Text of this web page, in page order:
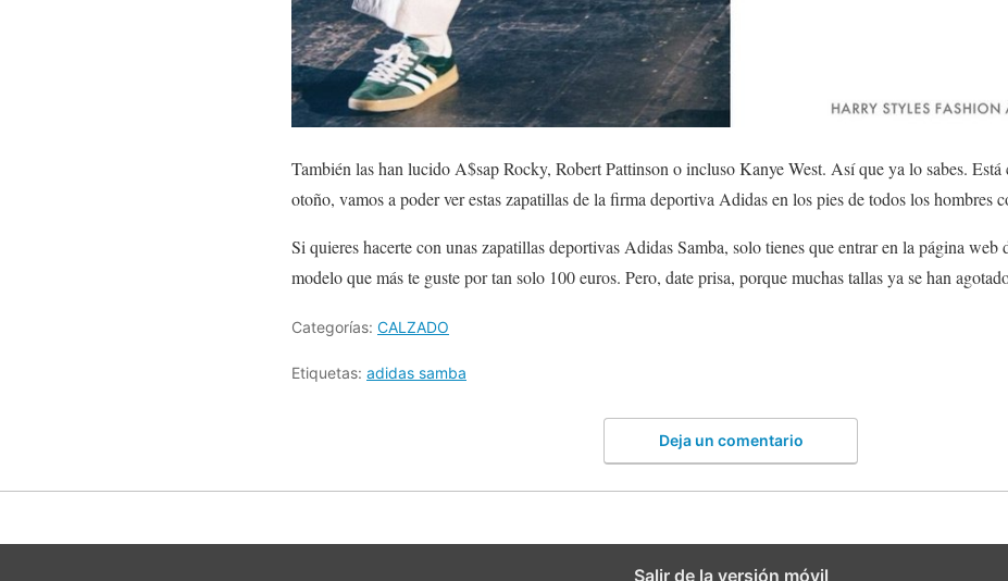
También las han lucido A$sap Rocky, Robert Pattinson o incluso Kanye West. Así que ya lo sabes. Está
otoño, vamos a poder ver estas zapatillas de la firma deportiva Adidas en los pies de todos los hombres
Si quieres hacerte con unas zapatillas deportivas Adidas Samba, solo tienes que entrar en la página
modelo que más te guste por tan solo 100 euros. Pero, date prisa, porque muchas tallas ya se han
Categorías: CALZADO
Etiquetas: adidas samba
Deja un comentario
Salir de la versión móvil